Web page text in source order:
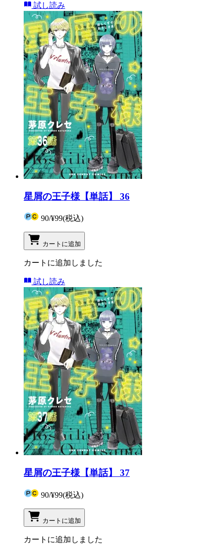
試し読み
星屑の王子様【単話】 36
90/¥99(税込)
カートに追加
カートに追加しました
試し読み
星屑の王子様【単話】 37
90/¥99(税込)
カートに追加
カートに追加しました